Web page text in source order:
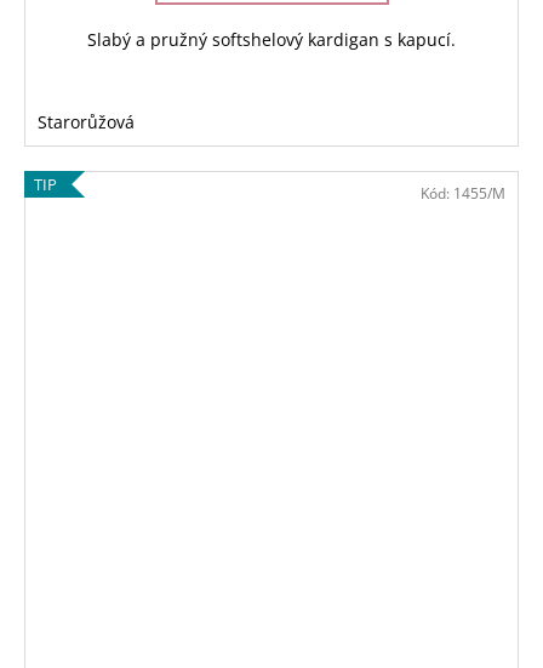
Slabý a pružný softshelový kardigan s kapucí.
Starorůžová
TIP Kód: 1455/M